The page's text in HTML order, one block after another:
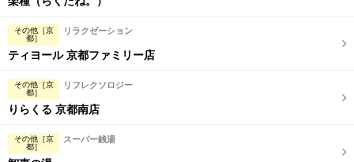
その他［京
都］
リラクゼーション
ティヨール 京都ファミリー店
その他［京
都］
リフレクソロジー
りらくる 京都南店
その他［京
都］
スーパー銭湯